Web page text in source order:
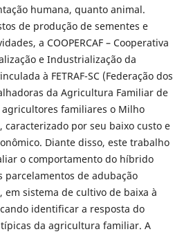
humana, quanto animal.
de produção de sementes e
a COOPERCAF – Cooperativa
e Industrialização da
à FETRAF-SC (Federação dos
da Agricultura Familiar de
familiares o Milho
caracterizado por seu baixo custo e
Diante disso, este trabalho
o comportamento do híbrido
parcelamentos de adubação
sistema de cultivo de baixa à
identificar a resposta do
da agricultura familiar. A